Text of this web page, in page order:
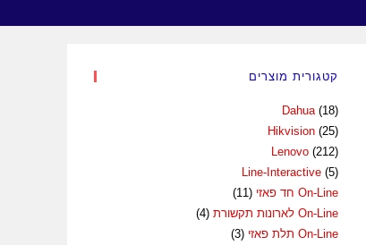
קטגורית מוצרים
Dahua (18)
Hikvision (25)
Lenovo (212)
Line-Interactive (5)
On-Line חד פאזי
(11)
On-Line לארונות תקשורת
(4)
On-Line תלת פאזי
(3)